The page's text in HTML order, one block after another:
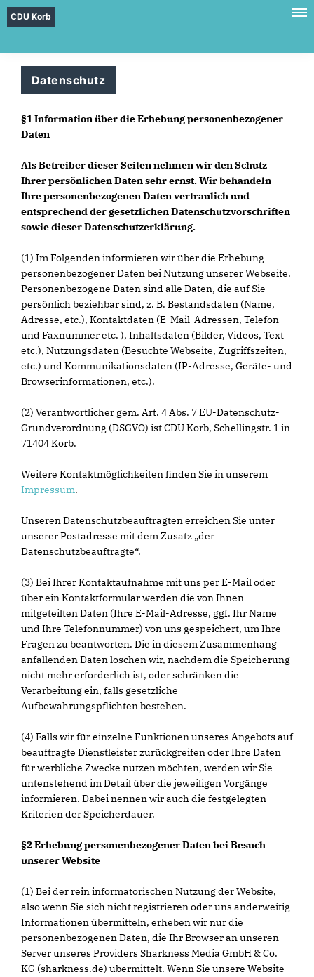
CDU Korb
Datenschutz
§1 Information über die Erhebung personenbezogener
Daten
Als Betreiber dieser Seiten nehmen wir den Schutz
Ihrer persönlichen Daten sehr ernst. Wir behandeln
Ihre personenbezogenen Daten vertraulich und
entsprechend der gesetzlichen Datenschutzvorschriften
sowie dieser Datenschutzerklärung.
(1) Im Folgenden informieren wir über die Erhebung
personenbezogener Daten bei Nutzung unserer Webseite.
Personenbezogene Daten sind alle Daten, die auf Sie
persönlich beziehbar sind, z. B. Bestandsdaten (Name,
Adresse, etc.), Kontaktdaten (E-Mail-Adressen, Telefon-
und Faxnummer etc. ), Inhaltsdaten (Bilder, Videos, Text
etc.), Nutzungsdaten (Besuchte Webseite, Zugriffszeiten,
etc.) und Kommunikationsdaten (IP-Adresse, Geräte- und
Browserinformationen, etc.).
(2) Verantwortlicher gem. Art. 4 Abs. 7 EU-Datenschutz-
Grundverordnung (DSGVO) ist CDU Korb, Schellingstr. 1 in
71404 Korb.
Weitere Kontaktmöglichkeiten finden Sie in unserem
Impressum.
Unseren Datenschutzbeauftragten erreichen Sie unter
unserer Postadresse mit dem Zusatz „der
Datenschutzbeauftragte“.
(3) Bei Ihrer Kontaktaufnahme mit uns per E-Mail oder
über ein Kontaktformular werden die von Ihnen
mitgeteilten Daten (Ihre E-Mail-Adresse, ggf. Ihr Name
und Ihre Telefonnummer) von uns gespeichert, um Ihre
Fragen zu beantworten. Die in diesem Zusammenhang
anfallenden Daten löschen wir, nachdem die Speicherung
nicht mehr erforderlich ist, oder schränken die
Verarbeitung ein, falls gesetzliche
Aufbewahrungspflichten bestehen.
(4) Falls wir für einzelne Funktionen unseres Angebots auf
beauftragte Dienstleister zurückgreifen oder Ihre Daten
für werbliche Zwecke nutzen möchten, werden wir Sie
untenstehend im Detail über die jeweiligen Vorgänge
informieren. Dabei nennen wir auch die festgelegten
Kriterien der Speicherdauer.
§2 Erhebung personenbezogener Daten bei Besuch
unserer Website
(1) Bei der rein informatorischen Nutzung der Website,
also wenn Sie sich nicht registrieren oder uns anderweitig
Informationen übermitteln, erheben wir nur die
personenbezogenen Daten, die Ihr Browser an unseren
Server unseres Providers Sharkness Media GmbH & Co.
KG (sharkness.de) übermittelt. Wenn Sie unsere Website